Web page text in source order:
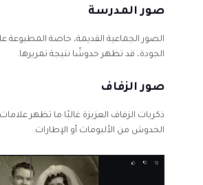
صور المدرسة
الصور الجماعية القديمة، خاصة
الجودة، قد تظهر خدوشًا نتيجة تمريرها.
صور الزفاف
ذكريات الزفاف العزيزة غالبًا ما تظهر
الخدوش من الألبومات أو الإطارات.